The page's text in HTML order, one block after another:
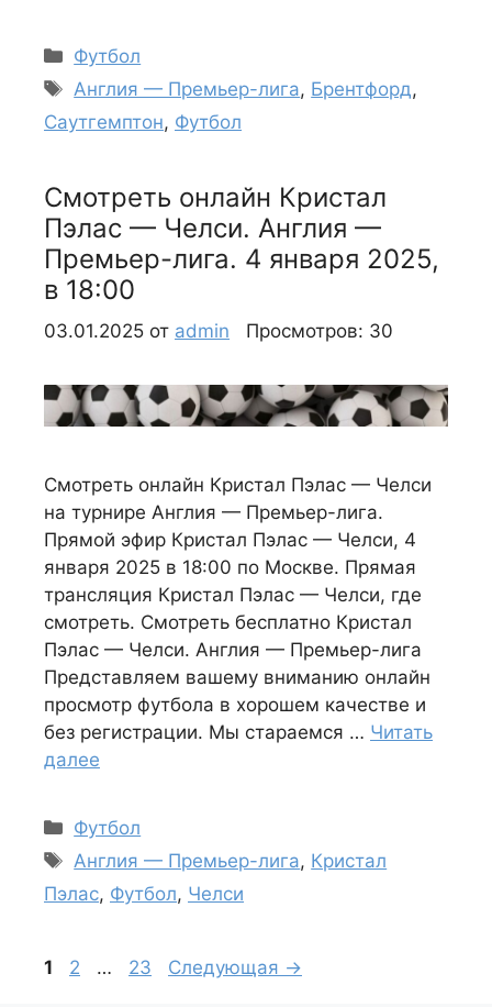
Рубрики
Футбол
Метки
Англия — Премьер-лига, Брентфорд,
Саутгемптон, Футбол
Смотреть онлайн Кристал
Пэлас — Челси. Англия —
Премьер-лига. 4 января 2025,
в 18:00
03.01.2025 от admin Просмотров: 30
Смотреть онлайн Кристал Пэлас — Челси
на турнире Англия — Премьер-лига.
Прямой эфир Кристал Пэлас — Челси, 4
января 2025 в 18:00 по Москве. Прямая
трансляция Кристал Пэлас — Челси, где
смотреть. Смотреть бесплатно Кристал
Пэлас — Челси. Англия — Премьер-лига
Представляем вашему вниманию онлайн
просмотр футбола в хорошем качестве и
без регистрации. Мы стараемся … Читать
далее
Рубрики
Футбол
Метки
Англия — Премьер-лига, Кристал
Пэлас, Футбол, Челси
Страница
1 Страница
2 … Страница
23 Следующая →